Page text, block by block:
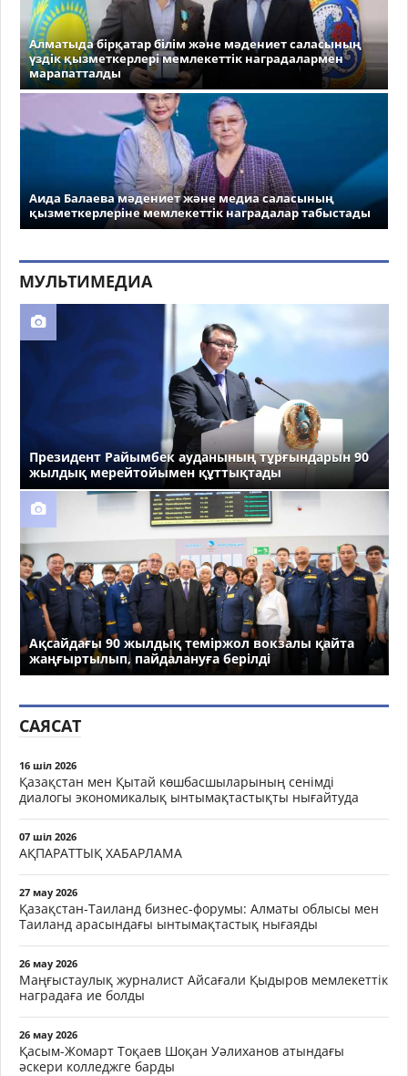
Алматыда бірқатар білім және мәдениет саласының
үздік қызметкерлері мемлекеттік наградалармен
марапатталды
Аида Балаева мәдениет және медиа саласының
қызметкерлеріне мемлекеттік наградалар табыстады
МУЛЬТИМЕДИА
Президент Райымбек ауданының тұрғындарын 90
жылдық мерейтойымен құттықтады
Ақсайдағы 90 жылдық теміржол вокзалы қайта
жаңғыртылып, пайдалануға берілді
САЯСАТ
16 шіл 2026
Қазақстан мен Қытай көшбасшыларының сенімді
диалогы экономикалық ынтымақтастықты нығайтуда
07 шіл 2026
АҚПАРАТТЫҚ ХАБАРЛАМА
27 мау 2026
Қазақстан-Таиланд бизнес-форумы: Алматы облысы мен
Таиланд арасындағы ынтымақтастық нығаяды
26 мау 2026
Маңғыстаулық журналист Айсағали Қыдыров мемлекеттік
наградаға ие болды
26 мау 2026
Қасым-Жомарт Тоқаев Шоқан Уәлиханов атындағы
әскери колледжге барды